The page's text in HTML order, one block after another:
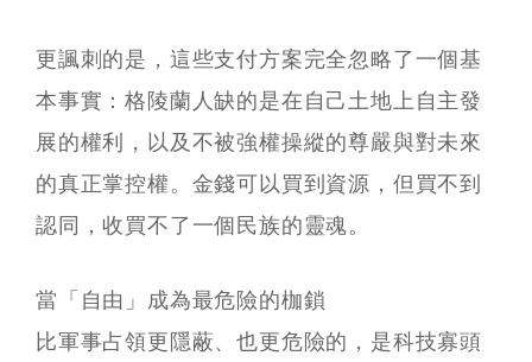
更諷刺的是，這些支付方案完全忽略了一個基
本事實：格陵蘭人缺的是在自己土地上自主發
展的權利，以及不被強權操縱的尊嚴與對未來
的真正掌控權。金錢可以買到資源，但買不到
認同，收買不了一個民族的靈魂。
當「自由」成為最危險的枷鎖
比軍事占領更隱蔽、也更危險的，是科技寡頭